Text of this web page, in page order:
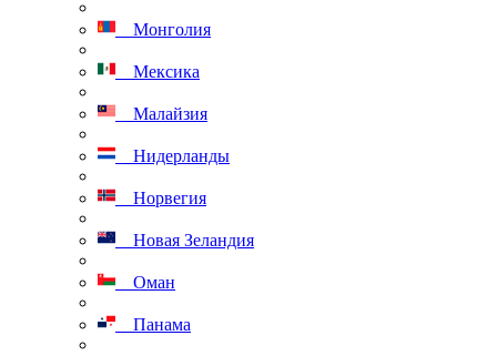
Монголия
Мексика
Малайзия
Нидерланды
Норвегия
Новая Зеландия
Оман
Панама